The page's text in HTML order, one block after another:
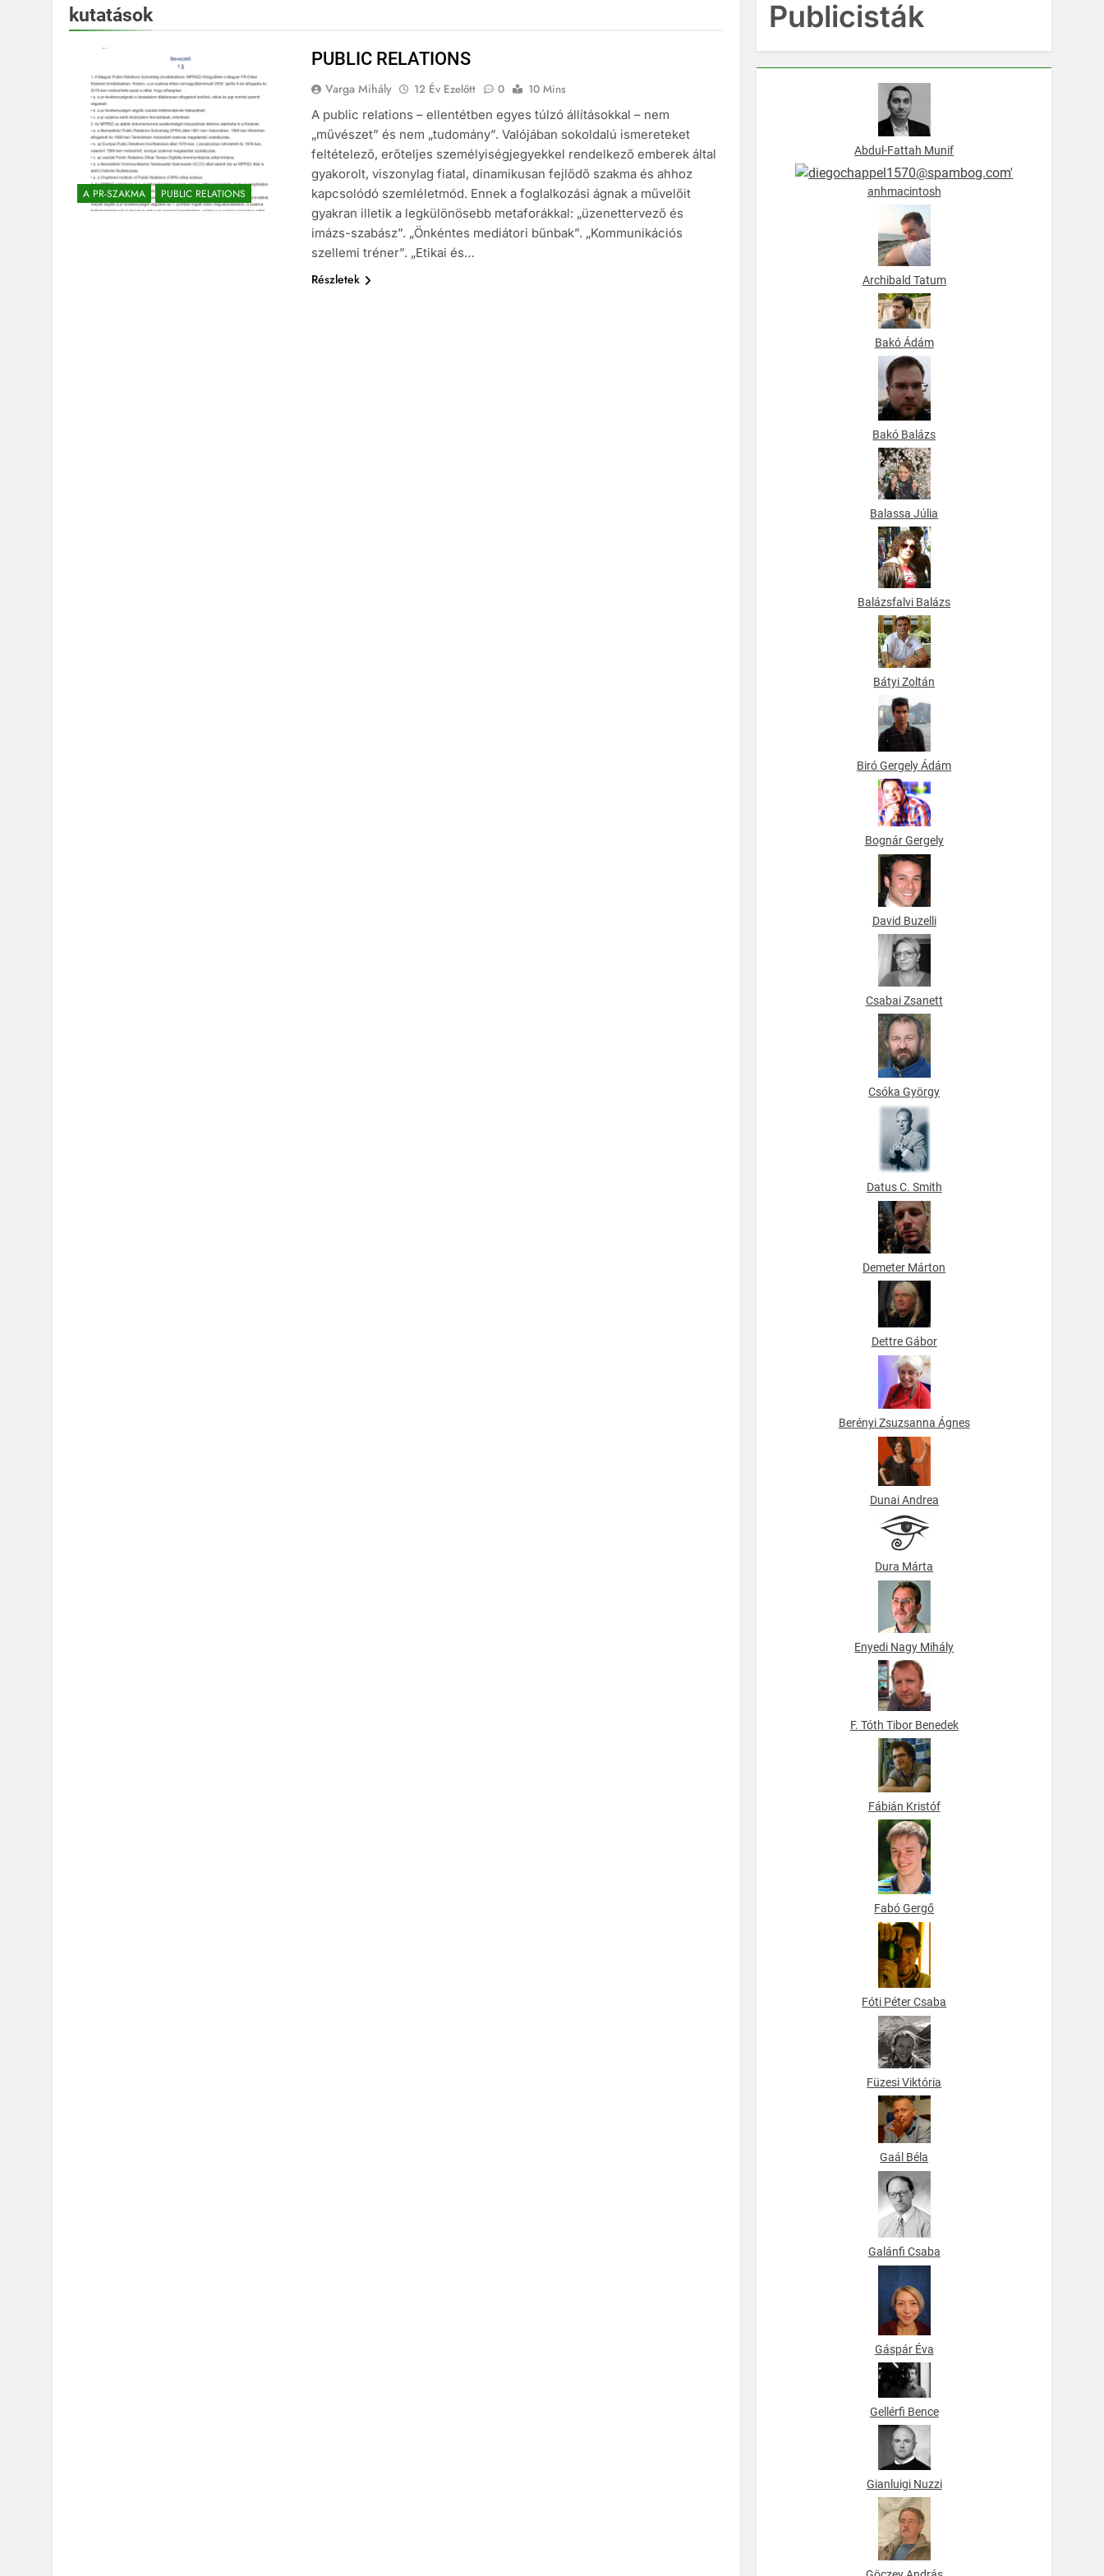
kutatások
A PR-SZAKMA PUBLIC RELATIONS
PUBLIC RELATIONS
Varga Mihály 12 Év Ezelőtt 0
10 Mins
A public relations – ellentétben egyes túlzó állításokkal – nem
„művészet” és nem „tudomány”. Valójában sokoldalú ismereteket
feltételező, erőteljes személyiségjegyekkel rendelkező emberek által
gyakorolt, viszonylag fiatal, dinamikusan fejlődő szakma és ahhoz
kapcsolódó szemléletmód. Ennek a foglalkozási ágnak a művelőit
gyakran illetik a legkülönösebb metaforákkal: „üzenettervező és
imázs-szabász”. „Önkéntes mediátori bűnbak”. „Kommunikációs
szellemi tréner”. „Etikai és…
Részletek
Publicisták
Abdul-Fattah Munif
anhmacintosh
Archibald Tatum
Bakó Ádám
Bakó Balázs
Balassa Júlia
Balázsfalvi Balázs
Bátyi Zoltán
Biró Gergely Ádám
Bognár Gergely
David Buzelli
Csabai Zsanett
Csóka György
Datus C. Smith
Demeter Márton
Dettre Gábor
Berényi Zsuzsanna Ágnes
Dunai Andrea
Dura Márta
Enyedi Nagy Mihály
F. Tóth Tibor Benedek
Fábián Kristóf
Fabó Gergő
Fóti Péter Csaba
Füzesi Viktória
Gaál Béla
Galánfi Csaba
Gáspár Éva
Gellérfi Bence
Gianluigi Nuzzi